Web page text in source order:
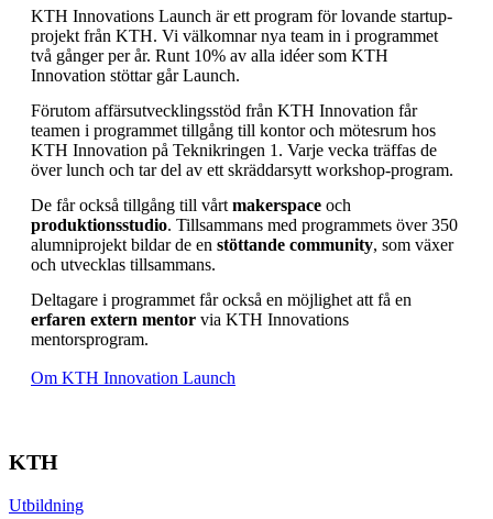
KTH Innovations Launch är ett program för lovande startup-
projekt från KTH. Vi välkomnar nya team in i programmet
två gånger per år. Runt 10% av alla idéer som KTH
Innovation stöttar går Launch.
Förutom affärsutvecklingsstöd från KTH Innovation får
teamen i programmet tillgång till kontor och mötesrum hos
KTH Innovation på Teknikringen 1. Varje vecka träffas de
över lunch och tar del av ett skräddarsytt workshop-program.
De får också tillgång till vårt makerspace och
produktionsstudio. Tillsammans med programmets över 350
alumniprojekt bildar de en stöttande community, som växer
och utvecklas tillsammans.
Deltagare i programmet får också en möjlighet att få en
erfaren extern mentor via KTH Innovations
mentorsprogram.
Om KTH Innovation Launch
KTH
Utbildning